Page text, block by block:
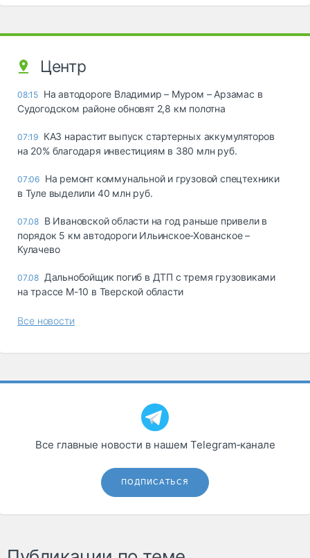
Центр
08:15 На автодороге Владимир – Муром – Арзамас в
Судогодском районе обновят 2,8 км полотна
07:19 КАЗ нарастит выпуск стартерных аккумуляторов
на 20% благодаря инвестициям в 380 млн руб.
07:06 На ремонт коммунальной и грузовой спецтехники
в Туле выделили 40 млн руб.
07.08 В Ивановской области на год раньше привели в
порядок 5 км автодороги Ильинское-Хованское –
Кулачево
07.08 Дальнобойщик погиб в ДТП с тремя грузовиками
на трассе М-10 в Тверской области
Все новости
Все главные новости в нашем Telegram‑канале
ПОДПИСАТЬСЯ